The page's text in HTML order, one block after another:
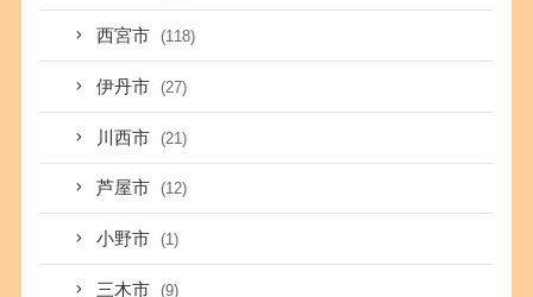
西宮市 (118)
伊丹市 (27)
川西市 (21)
芦屋市 (12)
小野市 (1)
三木市 (9)